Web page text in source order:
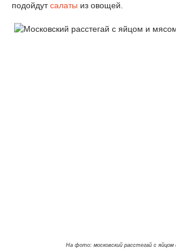
подойдутсалаты из овощей.
На фото: московский расстегай с яйцом